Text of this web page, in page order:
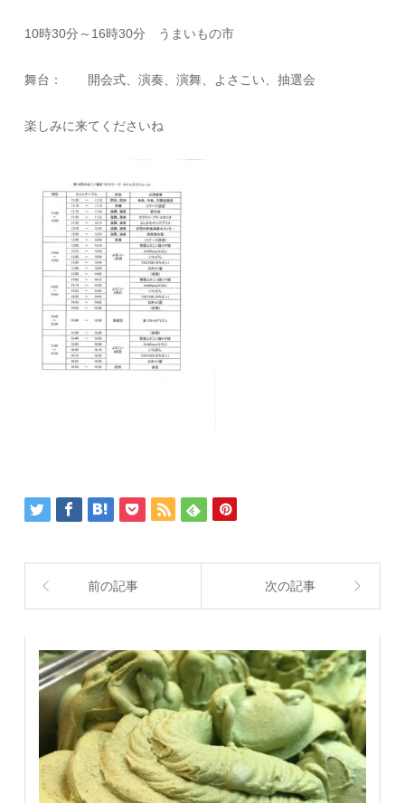
10時30分～16時30分 うまいもの市
舞台： 開会式、演奏、演舞、よさこい、抽選会
楽しみに来てくださいね
前の記事 次の記事